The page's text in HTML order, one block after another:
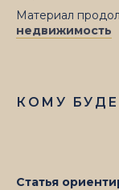
Материал
недвижимость
КОМУ
Статья